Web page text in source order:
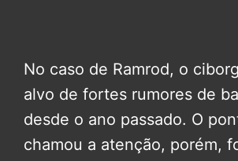
No caso de Ramrod, o
alvo de fortes rumores de
desde o ano passado. O
chamou a atenção, porém,